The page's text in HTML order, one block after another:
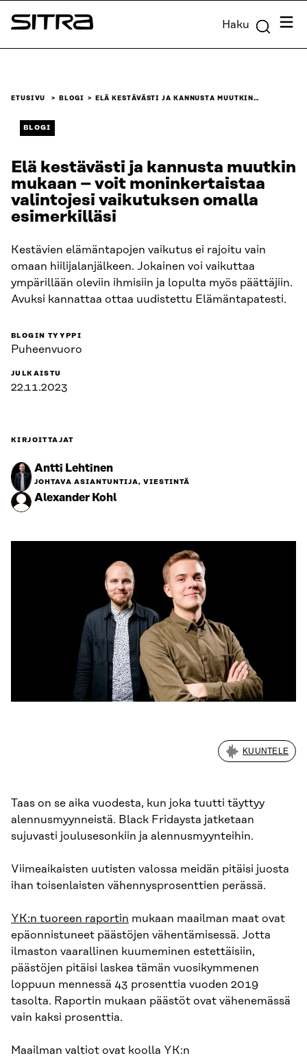
Siirry
suoraan
Sitra Haku
ETUSIVU BLOGI ELÄ KESTÄVÄSTI JA KANNUSTA MUUTKIN…
BLOGI
Elä kestävästi ja kannusta muutkin
mukaan – voit moninkertaistaa
valintojesi vaikutuksen omalla
esimerkilläsi
Kestävien elämäntapojen vaikutus ei rajoitu vain
omaan hiilijalanjälkeen. Jokainen voi vaikuttaa
ympärillään oleviin ihmisiin ja lopulta myös päättäjiin.
Avuksi kannattaa ottaa uudistettu Elämäntapatesti.
BLOGIN TYYPPI
Puheenvuoro
JULKAISTU
22.11.2023
KIRJOITTAJAT
Antti Lehtinen
JOHTAVA ASIANTUNTIJA, VIESTINTÄ
Alexander Kohl
KUUNTELE
Taas on se aika vuodesta, kun joka tuutti täyttyy
alennusmyynneistä. Black Fridaysta jatketaan
sujuvasti joulusesonkiin ja alennusmyynteihin.
Viimeaikaisten uutisten valossa meidän pitäisi juosta
ihan toisenlaisten vähennysprosenttien perässä.
YK:n tuoreen raportin mukaan maailman maat ovat
epäonnistuneet päästöjen vähentämisessä. Jotta
ilmaston vaarallinen kuumeminen estettäisiin,
päästöjen pitäisi laskea tämän vuosikymmenen
loppuun mennessä 43 prosenttia vuoden 2019
tasolta. Raportin mukaan päästöt ovat vähenemässä
vain kaksi prosenttia.
Maailman valtiot ovat koolla YK:n